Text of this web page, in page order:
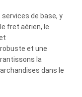
de base, y
fret aérien, le
et une
la
dans le